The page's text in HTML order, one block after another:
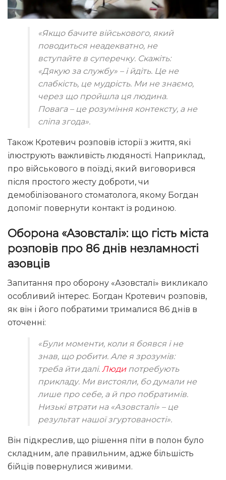
«Якщо бачите військового, який
поводиться неадекватно, не
вступайте в суперечку. Скажіть:
«Дякую за службу» – і йдіть. Це не
слабкість, це мудрість. Ми не знаємо,
через що пройшла ця людина.
Повага – це розуміння контексту, а не
сліпа згода».
Також Кротевич розповів історії з життя, які
ілюструють важливість людяності. Наприклад,
про військового в поїзді, який виговорився
після простого жесту доброти, чи
демобілізованого стоматолога, якому Богдан
допоміг повернути контакт із родиною.
Оборона «Азовсталі»: що гість міста
розповів про 86 днів незламності
азовців
Запитання про оборону «Азовсталі» викликало
особливий інтерес. Богдан Кротевич розповів,
як він і його побратими трималися 86 днів в
оточенні:
«Були моменти, коли я боявся і не
знав, що робити. Але я зрозумів:
треба йти далі. Людипотребують
прикладу. Ми вистояли, бо думали не
лише про себе, а й про побратимів.
Низькі втрати на «Азовсталі» – це
результат нашої згуртованості».
Він підкреслив, що рішення піти в полон було
складним, але правильним, адже більшість
бійців повернулися живими.